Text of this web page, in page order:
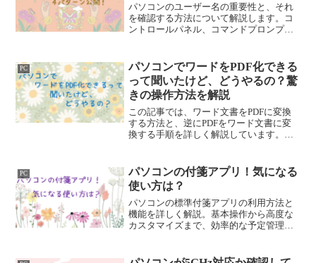
パソコンのユーザー名の重要性と、それ
を確認する方法について解説します。コ
ントロールパネル、コマンドプロンプ
しながら、忘れずに情報を管理しましょ
う。
PC
パソコンでワードをPDF化できる
って聞いたけど、どうやるの？驚
きの操作方法を解説
この記事では、ワード文書をPDFに変換
する方法と、逆にPDFをワード文書に変
換する手順を詳しく解説しています。
報の共有とセキュリティを向上させる重
要なスキルです。ぜひ参考に！
PC
パソコンの付箋アプリ！気になる
使い方は？
パソコンの標準付箋アプリの利用方法と
機能を詳しく解説。基本操作から高度な
カスタマイズまで、効率的な予定管理を
です。備忘アプリとしても重宝しますの